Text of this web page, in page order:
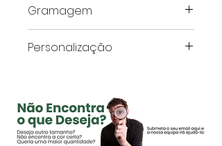
mate
Gramagem
Personalização
depois de Finalizar a
encomenda e o pagamento
o departamento Design